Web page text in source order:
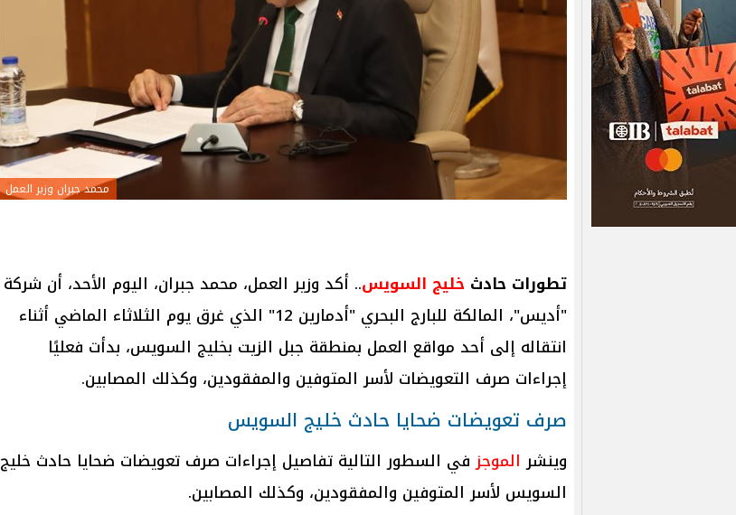
محمد جبران وزير العمل
تطورات حادث خليج السويس.. أكد وزير العمل، محمد جبران، اليوم الأحد، أن شركة
"أديس"، المالكة للبارج البحري "أدمارين 12" الذي غرق يوم الثلاثاء الماضي أثناء
انتقاله إلى أحد مواقع العمل بمنطقة جبل الزيت بخليج السويس، بدأت فعليًا
إجراءات صرف التعويضات لأسر المتوفين والمفقودين، وكذلك المصابين.
صرف تعويضات ضحايا حادث خليج السويس
وينشر الموجزفي السطور التالية تفاصيل إجراءات صرف تعويضات ضحايا حادث خليج
السويس لأسر المتوفين والمفقودين، وكذلك المصابين.